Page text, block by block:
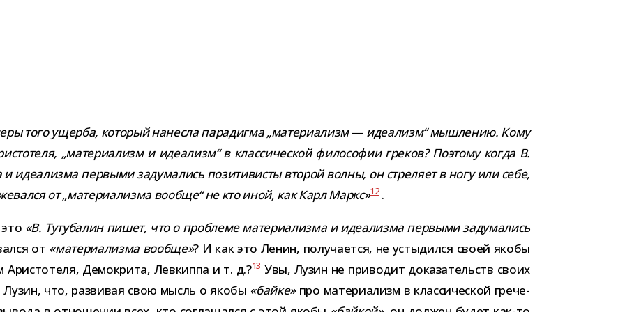
того ущерба, кото­рый нанесла пара­дигма „мате­ри­а­лизм— иде­а­лизм“ мыш­ле­нию. Кому
„мате­ри­а­лизм и иде­а­лизм“ в клас­си­че­ской фило­со­фии гре­ков? Поэтому когда В.
иде­а­лизма пер­выми заду­ма­лись пози­ти­ви­сты вто­рой волны, он стре­ляет в ногу или себе,
от „мате­ри­а­лизма вообще“ не кто иной, как Карл Маркс»12.
«В. Тутубалин пишет, что о про­блеме мате­ри­а­лизма и иде­а­лизма пер­выми заду­ма­лись
от «мате­ри­а­лизма вообще»? И как это Ленин, полу­ча­ется, не усты­дился своей якобы
Демокрита, Левкиппа и т. д.?13 Увы, Лузин не при­во­дит дока­за­тельств своих
что, раз­ви­вая свою мысль о якобы «байке»про мате­ри­а­лизм в клас­си­че­ской гре­че­